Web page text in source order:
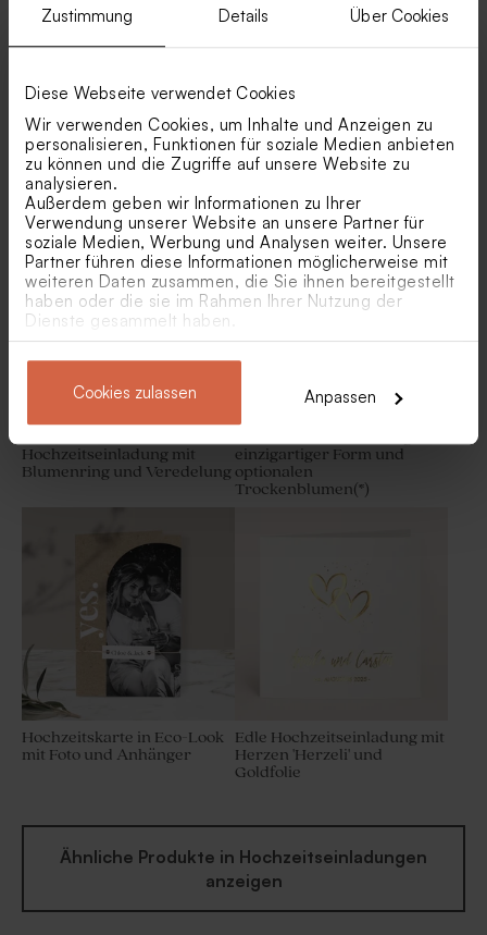
Zustimmung Details Über Cookies
Diese Webseite verwendet Cookies
Wir verwenden Cookies, um Inhalte und Anzeigen zu
personalisieren, Funktionen für soziale Medien anbieten
zu können und die Zugriffe auf unsere Website zu
analysieren.
Außerdem geben wir Informationen zu Ihrer
Verwendung unserer Website an unsere Partner für
soziale Medien, Werbung und Analysen weiter. Unsere
Partner führen diese Informationen möglicherweise mit
weiteren Daten zusammen, die Sie ihnen bereitgestellt
haben oder die sie im Rahmen Ihrer Nutzung der
Dienste gesammelt haben.
Cookies zulassen Anpassen
Bonbon-Wrap aus Tetra
Baumwolle | beige
Trockenblumen 'Botao
Branco' | ca. 50 g
Glasröhrchen mit weißem
Korkverschluss
Geschenkdose aus Samt in
Beige
Hochzeitseinladung mit Foto
'Olive' im Eco-Look
Veredelte
Hochzeitseinladung optional
Hochzeitseinladung mit
Blumenring und Veredelung
einzigartiger Form und
optionalen
Trockenblumen(*)
Hochzeitskarte in Eco-Look
mit Foto und Anhänger
Edle Hochzeitseinladung mit
Herzen 'Herzeli' und
Goldfolie
Ähnliche Produkte in Hochzeitseinladungen
anzeigen